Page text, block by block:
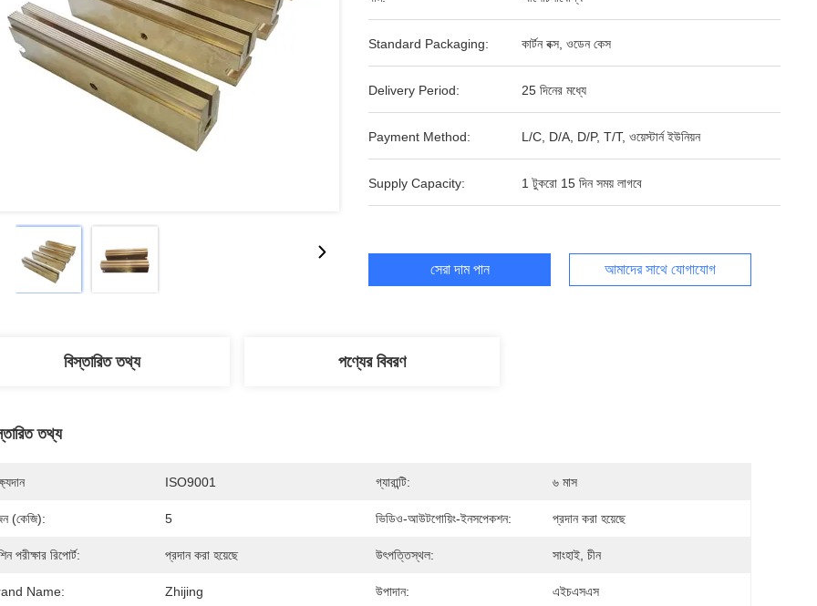
Standard Packaging: কার্টন বক্স, ওডেন কেস
Delivery Period: 25 দিনের মধ্যে
Payment Method: L/C, D/A, D/P, T/T, ওয়েস্টার্ন ইউনিয়ন
Supply Capacity: 1 টুকরো 15 দিন সময় লাগবে
সেরা দাম পান আমাদের সাথে যোগাযোগ
বিস্তারিত তথ্য পণ্যের বিবরণ
তথ্য
ISO9001 গ্যারান্টি: ৬ মাস
(কেজি): 5 ভিডিও-আউটগোয়িং-ইনসপেকশন: প্রদান করা হয়েছে
পরীক্ষার রিপোর্ট: প্রদান করা হয়েছে উৎপত্তিস্থল: সাংহাই, চীন
Name: Zhijing উপাদান: এইচএসএস